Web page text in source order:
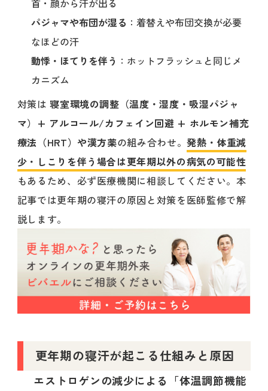
首・顔から汗が出る
パジャマや布団が湿る ：着替えや布団交換が必要
なほどの汗
動悸・ほてりを伴う ：ホットフラッシュと同じメ
カニズム
対策は寝室環境の調整（温度・湿度・吸湿パジャ
マ）+ アルコール/カフェイン回避 + ホルモン補充
療法（HRT）や漢方薬の組み合わせ。発熱・体重減
少・しこりを伴う場合は更年期以外の病気の可能性
もあるため、必ず医療機関に相談してください。本
記事では更年期の寝汗の原因と対策を医師監修で解
説します。
更年期の寝汗が起こる仕組みと原因
エストロゲンの減少による「体温調節機能